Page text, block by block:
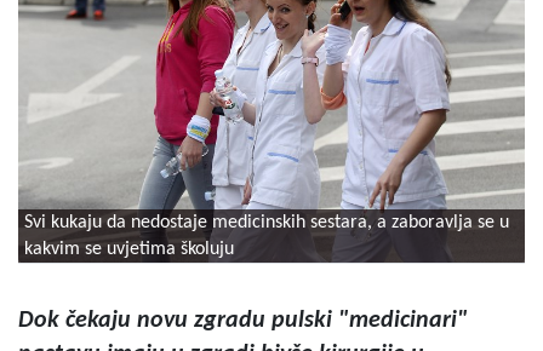
Svi kukaju da nedostaje medicinskih sestara, a zaboravlja se u
kakvim se uvjetima školuju
Dok čekaju novu zgradu pulski "medicinari"